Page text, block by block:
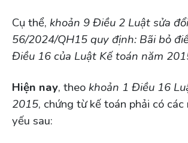
Cụ thể, khoản 9 Điều 2 Luật sửa
56/2024/QH15 quy định: Bãi bỏ
Điều 16 của Luật Kế toán năm
Hiện nay, theokhoản 1 Điều 16
2015, chứng từ kế toán phải có các
yếu sau: